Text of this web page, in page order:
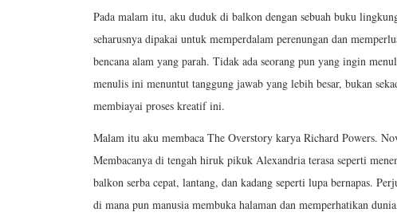
Pada malam itu, aku duduk di balkon dengan sebuah buku
seharusnya dipakai untuk memperdalam perenungan dan
bencana alam yang parah. Tidak ada seorang pun yang ingin
menulis ini menuntut tanggung jawab yang lebih besar, bukan
membiayai proses kreatif ini.
Malam itu aku membaca The Overstory karya Richard Powers.
Membacanya di tengah hiruk pikuk Alexandria terasa seperti
balkon serba cepat, lantang, dan kadang seperti lupa bernapas.
di mana pun manusia membuka halaman dan memperhatikan